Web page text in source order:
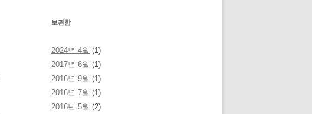
보관함
2024년 4월 (1)
2017년 6월 (1)
2016년 9월 (1)
2016년 7월 (1)
2016년 5월 (2)